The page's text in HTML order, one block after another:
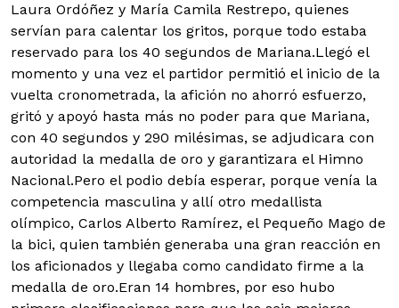
Laura Ordóñez y María Camila Restrepo, quienes
servían para calentar los gritos, porque todo estaba
reservado para los 40 segundos de Mariana.Llegó el
momento y una vez el partidor permitió el inicio de la
vuelta cronometrada, la afición no ahorró esfuerzo,
gritó y apoyó hasta más no poder para que Mariana,
con 40 segundos y 290 milésimas, se adjudicara con
autoridad la medalla de oro y garantizara el Himno
Nacional.Pero el podio debía esperar, porque venía la
competencia masculina y allí otro medallista
olímpico, Carlos Alberto Ramírez, el Pequeño Mago de
la bici, quien también generaba una gran reacción en
los aficionados y llegaba como candidato firme a la
medalla de oro.Eran 14 hombres, por eso hubo